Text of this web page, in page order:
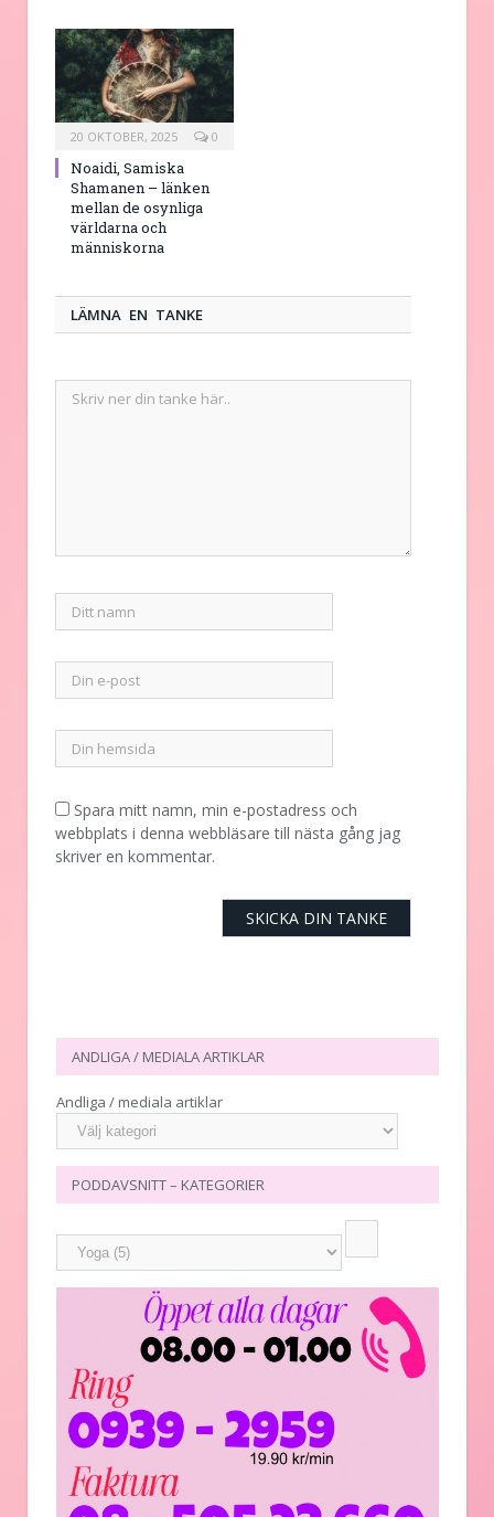
20 OKTOBER, 2025 0
Noaidi, Samiska
Shamanen – länken
mellan de osynliga
världarna och
människorna
LÄMNA EN TANKE
Spara mitt namn, min e-postadress och
webbplats i denna webbläsare till nästa gång jag
skriver en kommentar.
ANDLIGA / MEDIALA ARTIKLAR
Andliga / mediala artiklar
PODDAVSNITT – KATEGORIER